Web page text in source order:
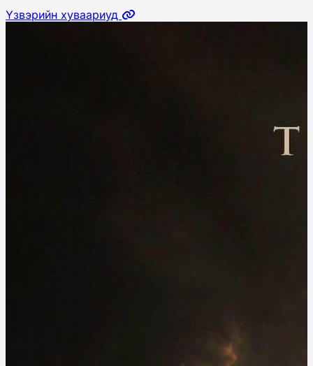
Үзвэрийн хуваариуд